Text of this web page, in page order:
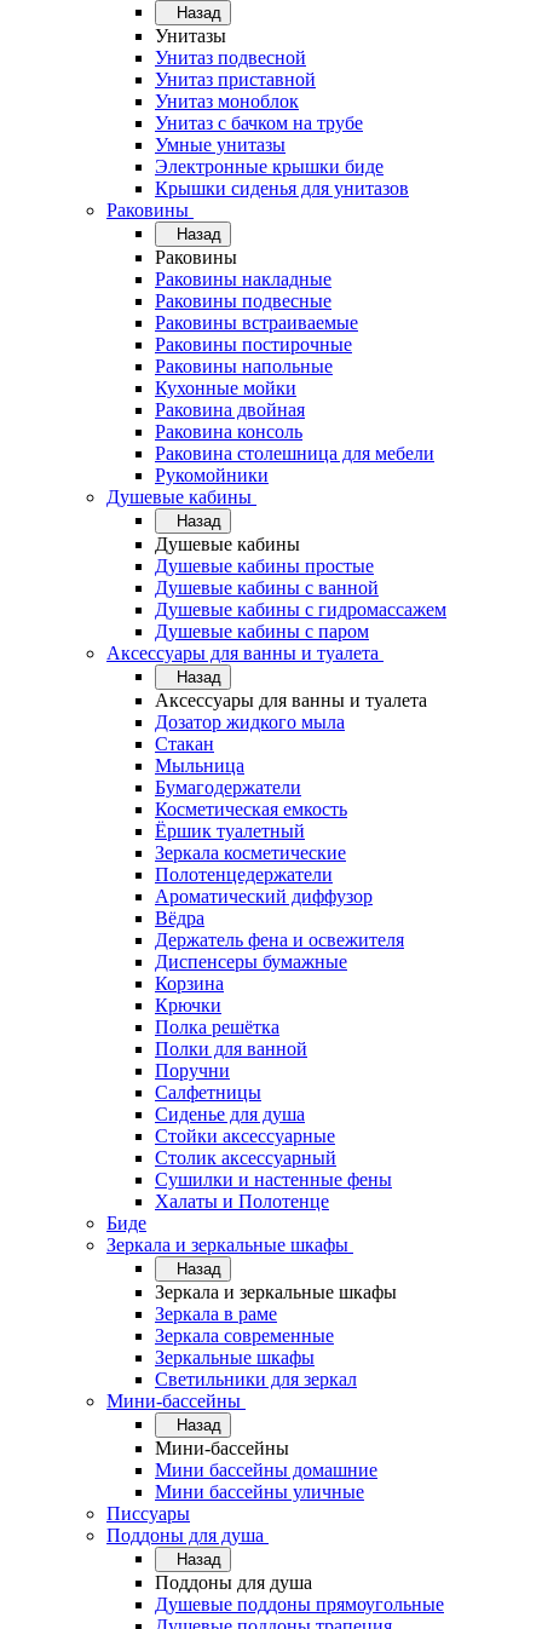
Назад
Унитазы
Унитаз подвесной
Унитаз приставной
Унитаз моноблок
Унитаз с бачком на трубе
Умные унитазы
Электронные крышки биде
Крышки сиденья для унитазов
Раковины
Назад
Раковины
Раковины накладные
Раковины подвесные
Раковины встраиваемые
Раковины постирочные
Раковины напольные
Кухонные мойки
Раковина двойная
Раковина консоль
Раковина столешница для мебели
Рукомойники
Душевые кабины
Назад
Душевые кабины
Душевые кабины простые
Душевые кабины с ванной
Душевые кабины с гидромассажем
Душевые кабины с паром
Аксессуары для ванны и туалета
Назад
Аксессуары для ванны и туалета
Дозатор жидкого мыла
Стакан
Мыльница
Бумагодержатели
Косметическая емкость
Ёршик туалетный
Зеркала косметические
Полотенцедержатели
Ароматический диффузор
Вёдра
Держатель фена и освежителя
Диспенсеры бумажные
Корзина
Крючки
Полка решётка
Полки для ванной
Поручни
Салфетницы
Сиденье для душа
Стойки аксессуарные
Столик аксессуарный
Сушилки и настенные фены
Халаты и Полотенце
Биде
Зеркала и зеркальные шкафы
Назад
Зеркала и зеркальные шкафы
Зеркала в раме
Зеркала современные
Зеркальные шкафы
Светильники для зеркал
Мини-бассейны
Назад
Мини-бассейны
Мини бассейны домашние
Мини бассейны уличные
Писсуары
Поддоны для душа
Назад
Поддоны для душа
Душевые поддоны прямоугольные